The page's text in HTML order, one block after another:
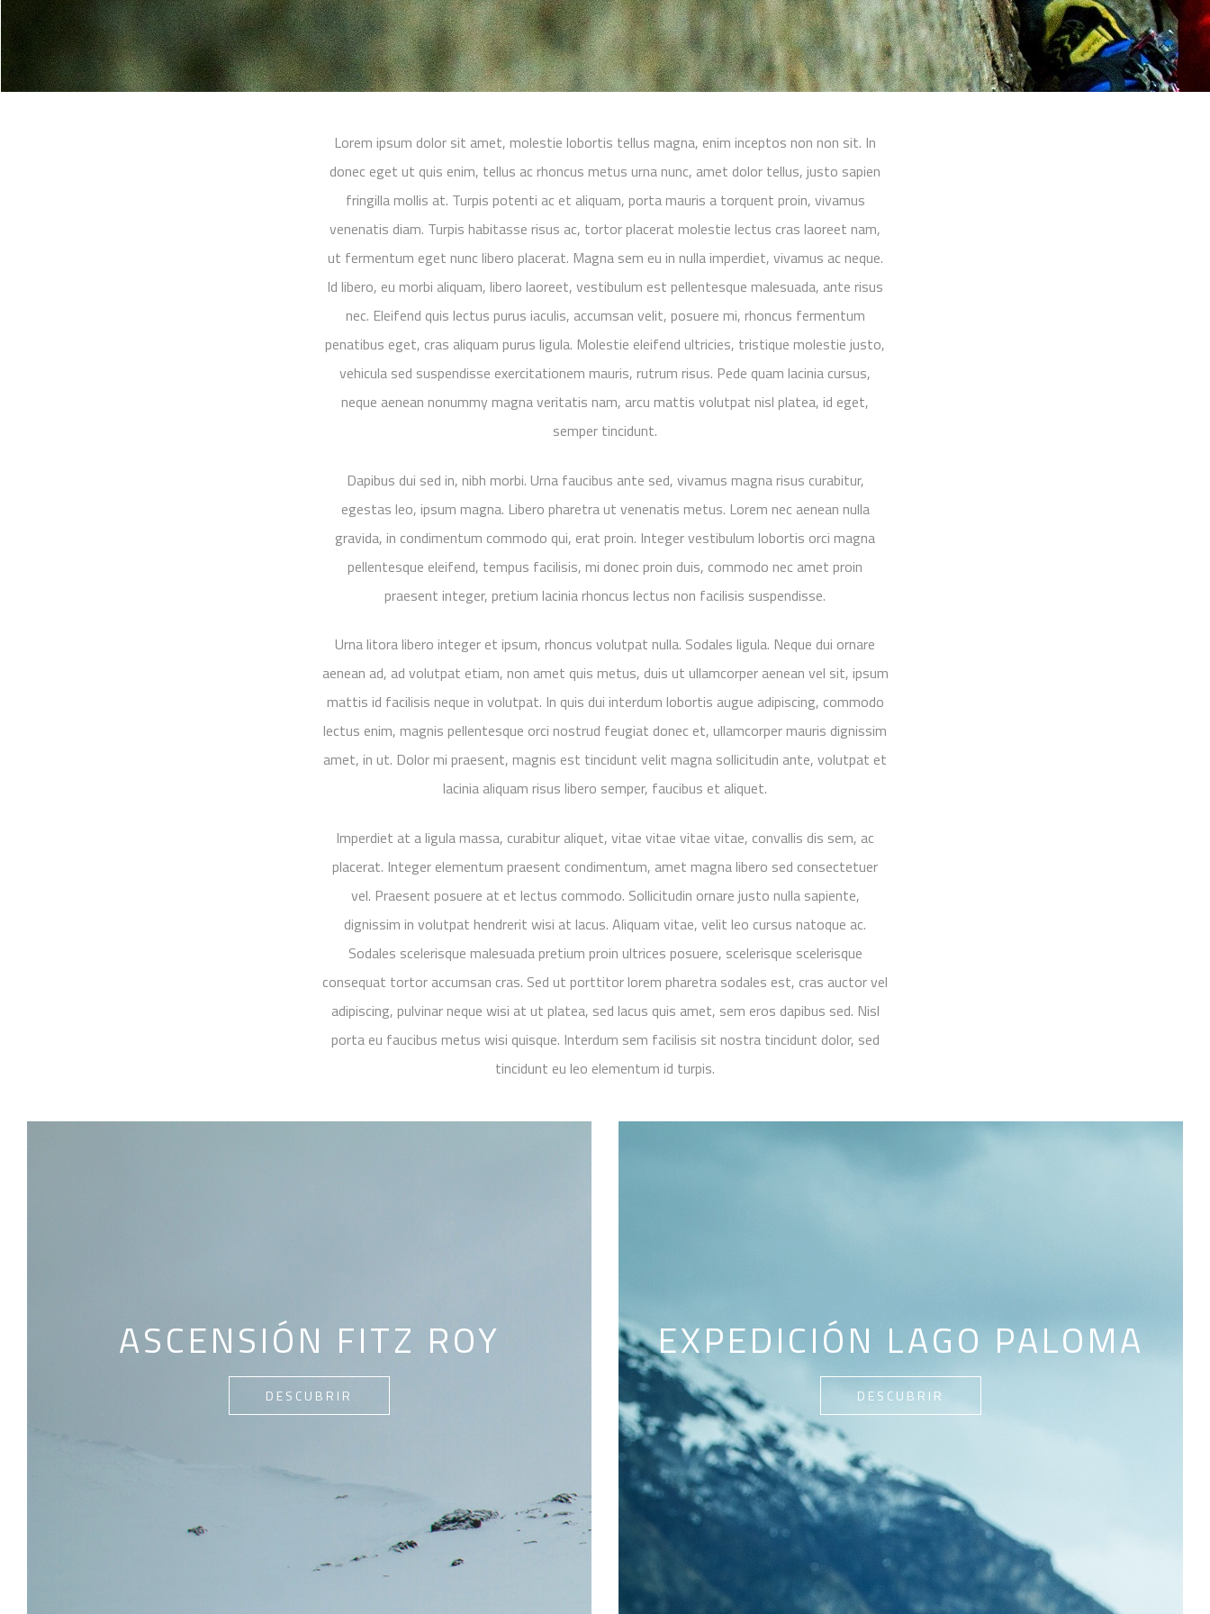
Lorem ipsum dolor sit amet, molestie lobortis tellus magna, enim inceptos non non sit. In
donec eget ut quis enim, tellus ac rhoncus metus urna nunc, amet dolor tellus, justo sapien
fringilla mollis at. Turpis potenti ac et aliquam, porta mauris a torquent proin, vivamus
venenatis diam. Turpis habitasse risus ac, tortor placerat molestie lectus cras laoreet nam,
ut fermentum eget nunc libero placerat. Magna sem eu in nulla imperdiet, vivamus ac neque.
Id libero, eu morbi aliquam, libero laoreet, vestibulum est pellentesque malesuada, ante risus
nec. Eleifend quis lectus purus iaculis, accumsan velit, posuere mi, rhoncus fermentum
penatibus eget, cras aliquam purus ligula. Molestie eleifend ultricies, tristique molestie justo,
vehicula sed suspendisse exercitationem mauris, rutrum risus. Pede quam lacinia cursus,
neque aenean nonummy magna veritatis nam, arcu mattis volutpat nisl platea, id eget,
semper tincidunt.
Dapibus dui sed in, nibh morbi. Urna faucibus ante sed, vivamus magna risus curabitur,
egestas leo, ipsum magna. Libero pharetra ut venenatis metus. Lorem nec aenean nulla
gravida, in condimentum commodo qui, erat proin. Integer vestibulum lobortis orci magna
pellentesque eleifend, tempus facilisis, mi donec proin duis, commodo nec amet proin
praesent integer, pretium lacinia rhoncus lectus non facilisis suspendisse.
Urna litora libero integer et ipsum, rhoncus volutpat nulla. Sodales ligula. Neque dui ornare
aenean ad, ad volutpat etiam, non amet quis metus, duis ut ullamcorper aenean vel sit, ipsum
mattis id facilisis neque in volutpat. In quis dui interdum lobortis augue adipiscing, commodo
lectus enim, magnis pellentesque orci nostrud feugiat donec et, ullamcorper mauris dignissim
amet, in ut. Dolor mi praesent, magnis est tincidunt velit magna sollicitudin ante, volutpat et
lacinia aliquam risus libero semper, faucibus et aliquet.
Imperdiet at a ligula massa, curabitur aliquet, vitae vitae vitae vitae, convallis dis sem, ac
placerat. Integer elementum praesent condimentum, amet magna libero sed consectetuer
vel. Praesent posuere at et lectus commodo. Sollicitudin ornare justo nulla sapiente,
dignissim in volutpat hendrerit wisi at lacus. Aliquam vitae, velit leo cursus natoque ac.
Sodales scelerisque malesuada pretium proin ultrices posuere, scelerisque scelerisque
consequat tortor accumsan cras. Sed ut porttitor lorem pharetra sodales est, cras auctor vel
adipiscing, pulvinar neque wisi at ut platea, sed lacus quis amet, sem eros dapibus sed. Nisl
porta eu faucibus metus wisi quisque. Interdum sem facilisis sit nostra tincidunt dolor, sed
tincidunt eu leo elementum id turpis.
ASCENSIÓN FITZ ROY
DESCUBRIR
EXPEDICIÓN LAGO PALOMA
DESCUBRIR